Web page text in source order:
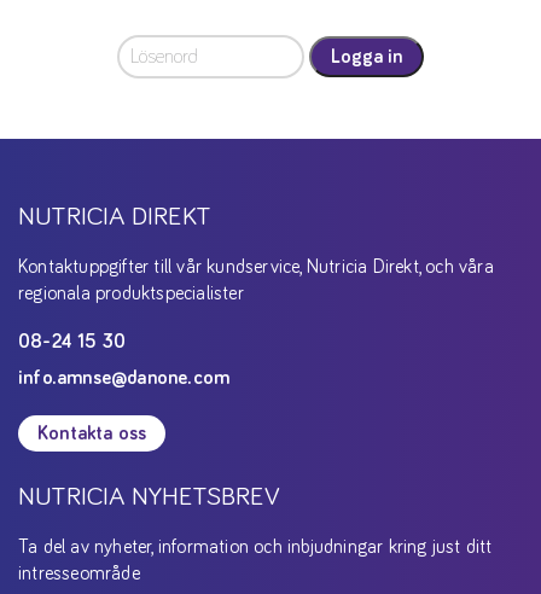
Logga in
NUTRICIA DIREKT
Kontaktuppgifter till vår kundservice, Nutricia Direkt, och våra
regionala produktspecialister
08-24 15 30
info.amnse@danone.com
Kontakta oss
NUTRICIA NYHETSBREV
Ta del av nyheter, information och inbjudningar kring just ditt
intresseområde